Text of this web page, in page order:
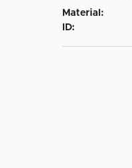
Material:
ID: